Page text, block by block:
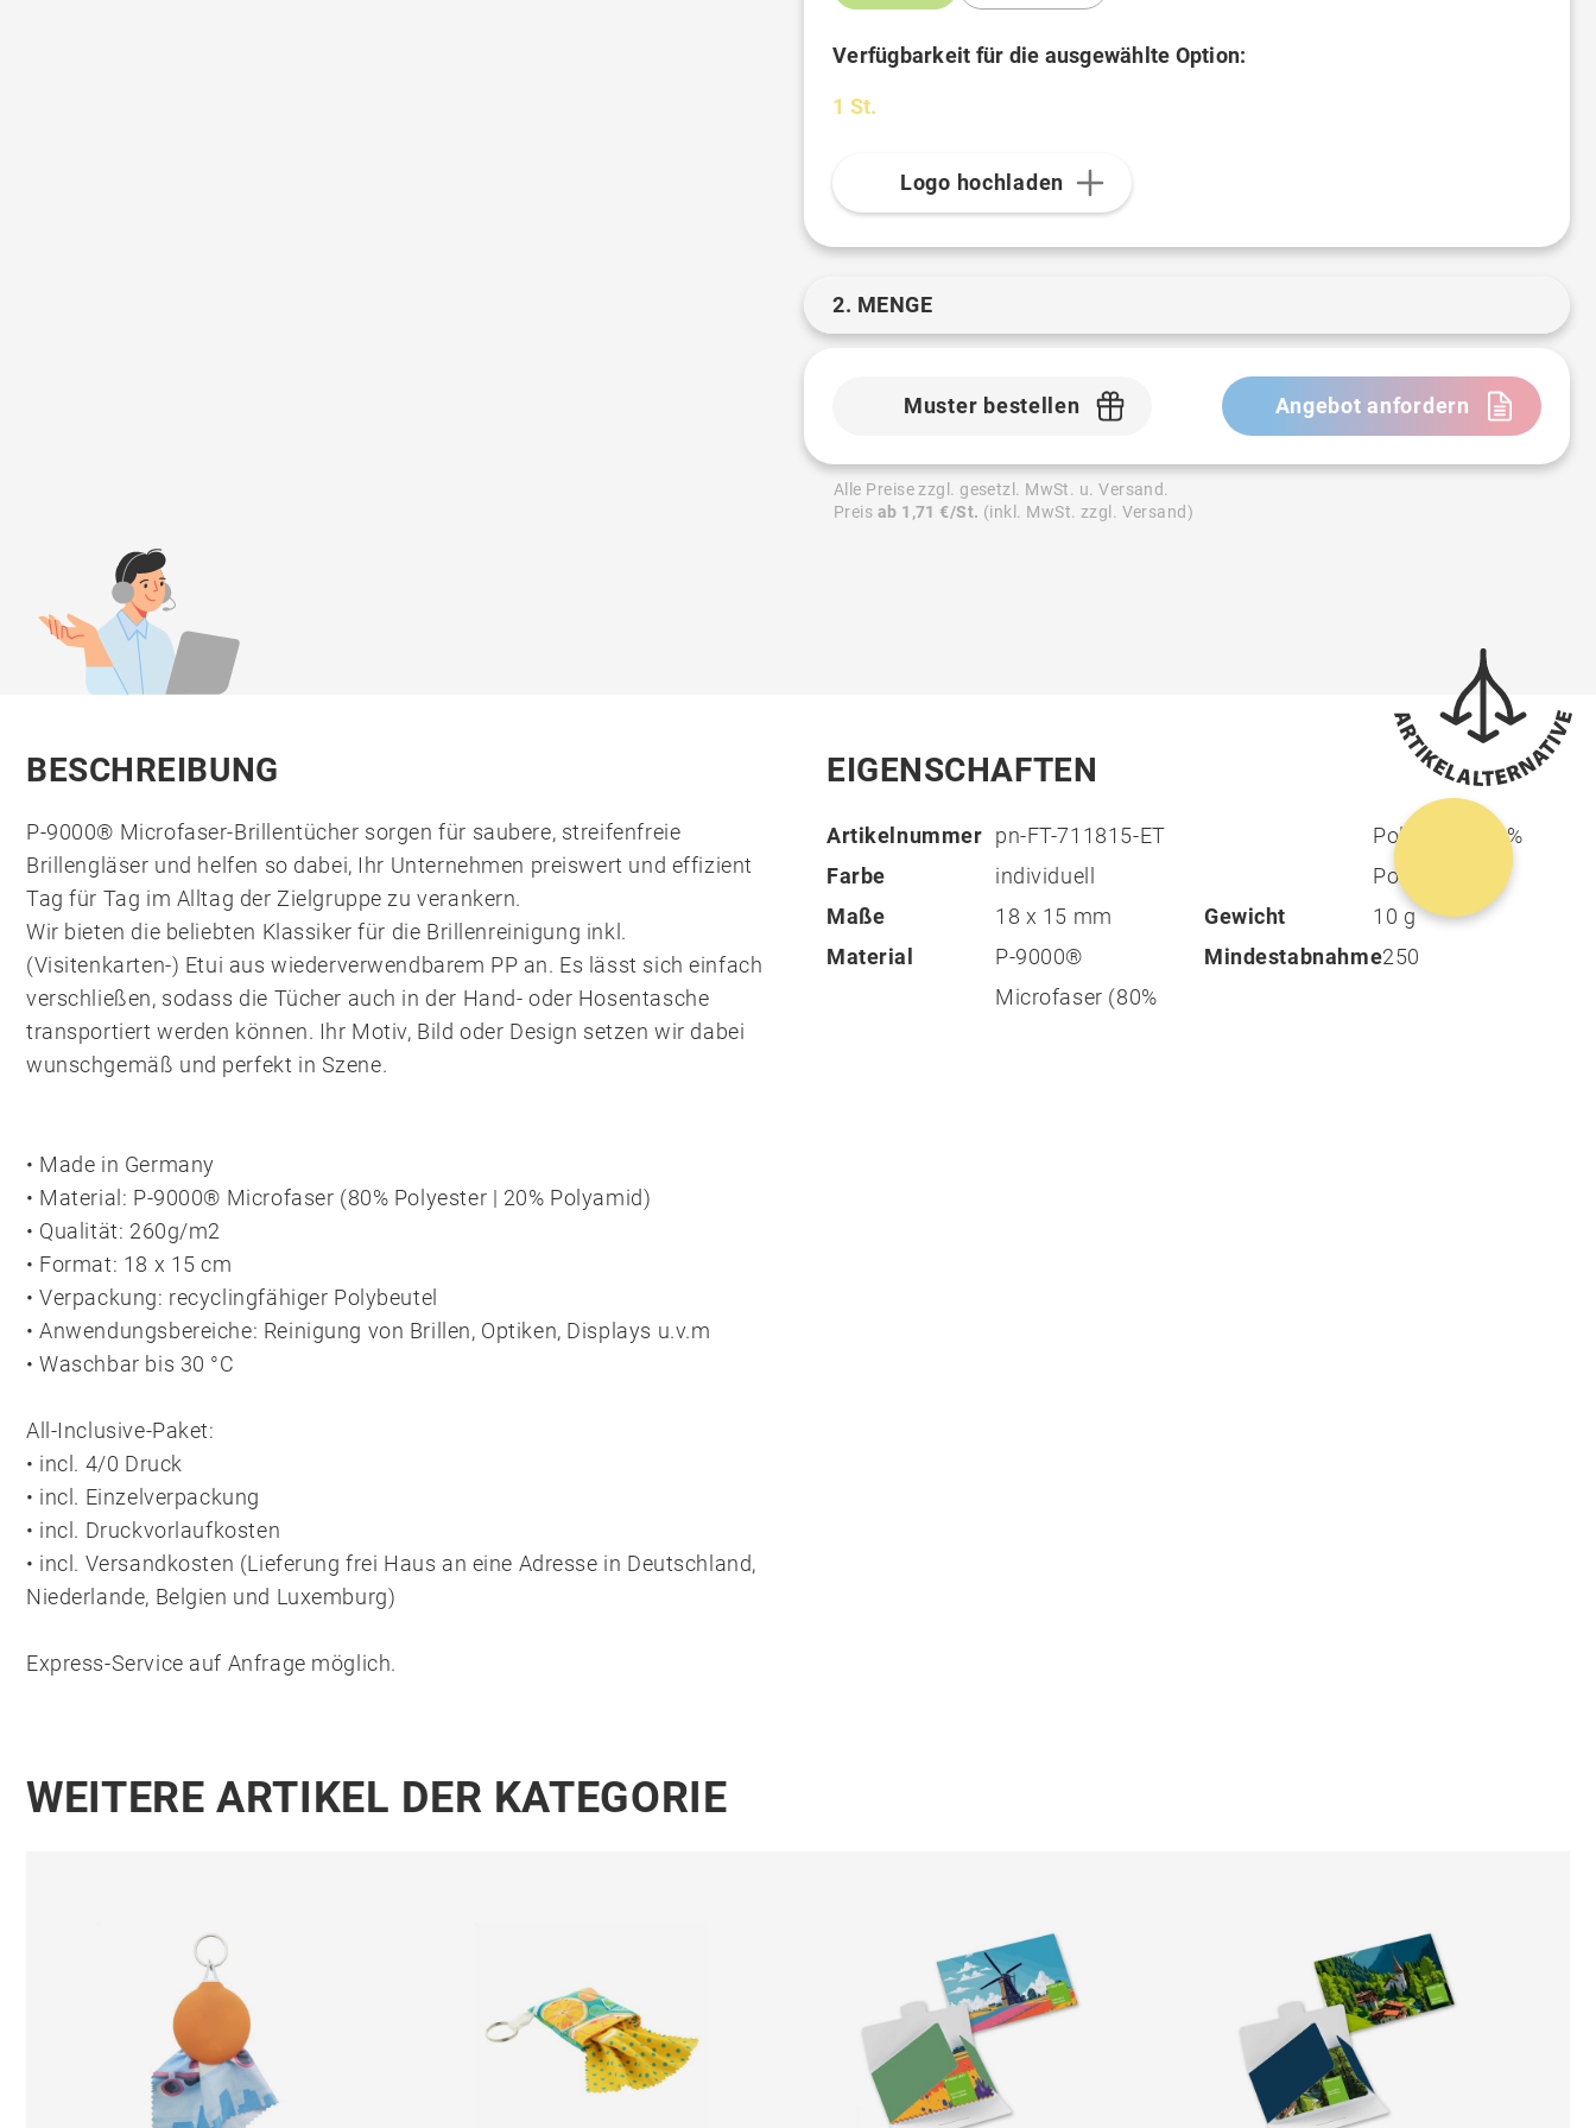
Verfügbarkeit für die ausgewählte Option:
1 St.
Logo hochladen
2. MENGE
Muster bestellen Angebot anfordern
Alle Preise zzgl. gesetzl. MwSt. u. Versand.
Preis ab 1,71 €/St. (inkl. MwSt. zzgl. Versand)
BESCHREIBUNG
P-9000® Microfaser-Brillentücher sorgen für saubere, streifenfreie
Brillengläser und helfen so dabei, Ihr Unternehmen preiswert und effizient
Tag für Tag im Alltag der Zielgruppe zu verankern.
Wir bieten die beliebten Klassiker für die Brillenreinigung inkl.
(Visitenkarten-) Etui aus wiederverwendbarem PP an. Es lässt sich einfach
verschließen, sodass die Tücher auch in der Hand- oder Hosentasche
transportiert werden können. Ihr Motiv, Bild oder Design setzen wir dabei
wunschgemäß und perfekt in Szene.
• Made in Germany
• Material: P-9000® Microfaser (80% Polyester | 20% Polyamid)
• Qualität: 260g/m2
• Format: 18 x 15 cm
• Verpackung: recyclingfähiger Polybeutel
• Anwendungsbereiche: Reinigung von Brillen, Optiken, Displays u.v.m
• Waschbar bis 30 °C
All-Inclusive-Paket:
• incl. 4/0 Druck
• incl. Einzelverpackung
• incl. Druckvorlaufkosten
• incl. Versandkosten (Lieferung frei Haus an eine Adresse in Deutschland,
Niederlande, Belgien und Luxemburg)
Express-Service auf Anfrage möglich.
EIGENSCHAFTEN
Artikelnummer pn-FT-711815-ET
Farbe
individuell
Maße
18 x 15 mm
Material
P-9000®
Microfaser (80%
Polyester | 20%
Polyamid)
Gewicht
10 g
Mindestabnahme250
WEITERE ARTIKEL DER KATEGORIE